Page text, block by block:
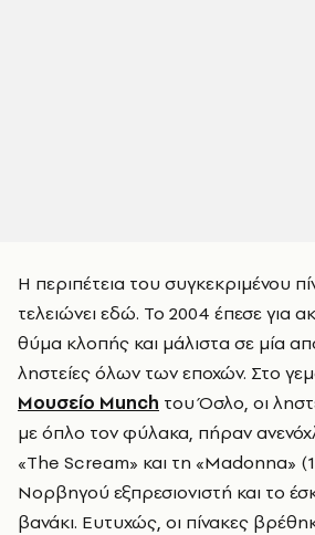
Η περιπέτεια του συγκεκριμένου
τελειώνει εδώ. Το 2004 έπεσε για
θύμα κλοπής και μάλιστα σε μία
ληστείες όλων των εποχών. Στο
Mουσείο Munch του Όσλο, οι
με όπλο τον φύλακα, πήραν
«The Scream» και τη «Madonna»
Νορβηγού εξπρεσιονιστή και το
βανάκι. Ευτυχώς, οι πίνακες